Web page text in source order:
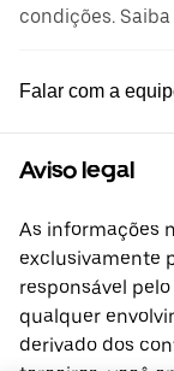
condições.
Falar com a
Aviso legal
As informações
exclusivamente
responsável
qualquer
derivado dos